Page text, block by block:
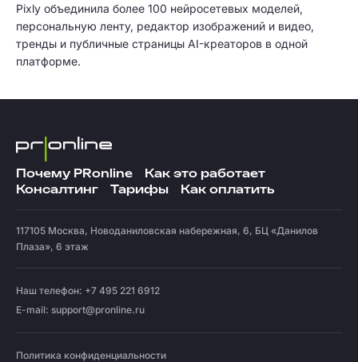
Pixly объединила более 100 нейросетевых моделей,
персональную ленту, редактор изображений и видео,
тренды и публичные страницы AI-креаторов в одной
платформе.
Почему PRonline
Как это работает
Консалтинг
Тарифы Как оплатить
117105 Москва, Новоданиловская набережная, 6, БЦ «Данилов
Плаза», 6 этаж
Наш телефон: +7 495 221 6912
E-mail: support@pronline.ru
Политика конфиденциальности